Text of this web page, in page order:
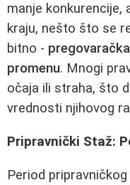
manje konkurencije,
kraju, nešto što se
bitno -
promenu. Mnogi
očaja ili straha, što
vrednosti njihovog
Pripravnički Staž:
Period